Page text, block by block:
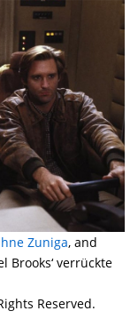
Zuniga, and
Brooks‘ verrückte
Reserved.